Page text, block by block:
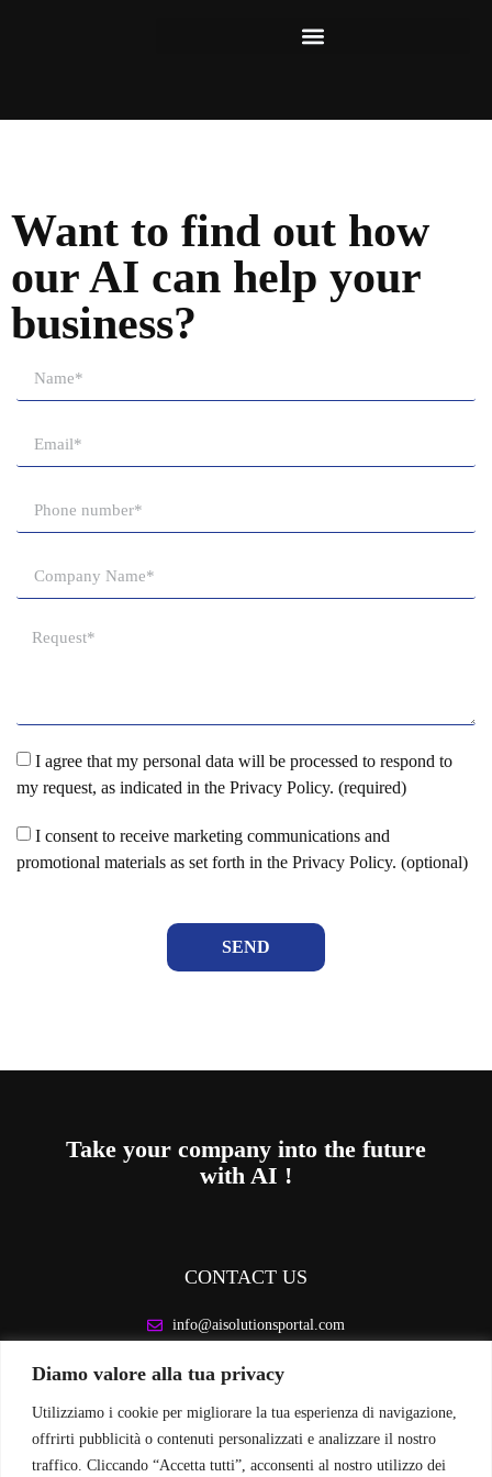
Diamo valore alla tua privacy
Utilizziamo i cookie per migliorare la tua esperienza di navigazione,
offrirti pubblicità o contenuti personalizzati e analizzare il nostro
traffico. Cliccando “Accetta tutti”, acconsenti al nostro utilizzo dei
Want to find out how
our AI can help your
business?
I agree that my personal data will be processed to respond to
my request, as indicated in the Privacy Policy. (required)
I consent to receive marketing communications and
promotional materials as set forth in the Privacy Policy. (optional)
SEND
Take your company into the future
with AI !
CONTACT US
info@aisolutionsportal.com
LEGAL INFORMATION
Privacy Policy
Cookie Policy